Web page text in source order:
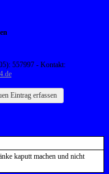
557997 - Kontakt:
Eintrag erfassen
kaputt machen und nicht